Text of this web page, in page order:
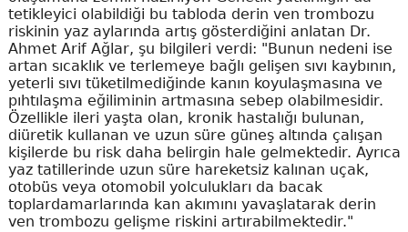
tetikleyici olabildiği bu tabloda derin ven trombozu
riskinin yaz aylarında artış gösterdiğini anlatan Dr.
Ahmet Arif Ağlar, şu bilgileri verdi: "Bunun nedeni ise
artan sıcaklık ve terlemeye bağlı gelişen sıvı kaybının,
yeterli sıvı tüketilmediğinde kanın koyulaşmasına ve
pıhtılaşma eğiliminin artmasına sebep olabilmesidir.
Özellikle ileri yaşta olan, kronik hastalığı bulunan,
diüretik kullanan ve uzun süre güneş altında çalışan
kişilerde bu risk daha belirgin hale gelmektedir. Ayrıca
yaz tatillerinde uzun süre hareketsiz kalınan uçak,
otobüs veya otomobil yolculukları da bacak
toplardamarlarında kan akımını yavaşlatarak derin
ven trombozu gelişme riskini artırabilmektedir."